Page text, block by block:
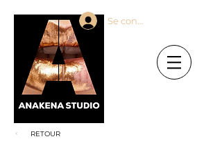
Se connecter
RETOUR